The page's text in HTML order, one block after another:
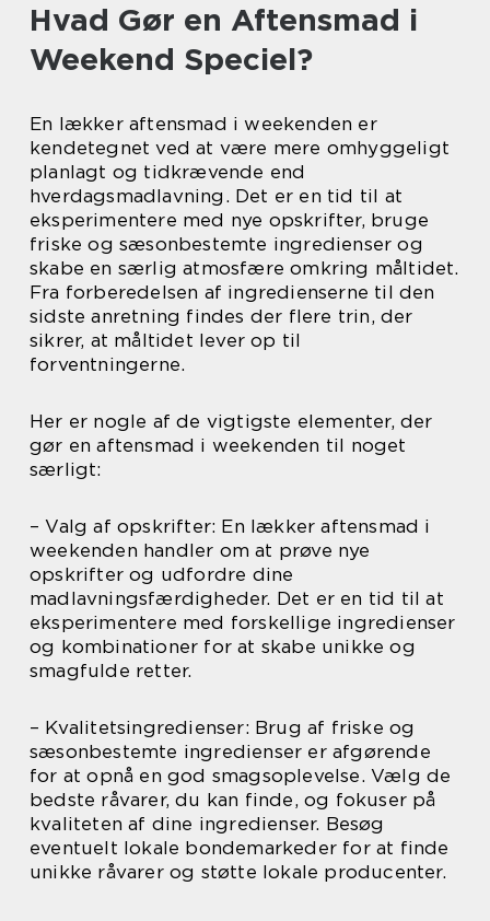
Hvad Gør en Aftensmad i
Weekend Speciel?
En lækker aftensmad i weekenden er
kendetegnet ved at være mere omhyggeligt
planlagt og tidkrævende end
hverdagsmadlavning. Det er en tid til at
eksperimentere med nye opskrifter, bruge
friske og sæsonbestemte ingredienser og
skabe en særlig atmosfære omkring måltidet.
Fra forberedelsen af ingredienserne til den
sidste anretning findes der flere trin, der
sikrer, at måltidet lever op til
forventningerne.
Her er nogle af de vigtigste elementer, der
gør en aftensmad i weekenden til noget
særligt:
– Valg af opskrifter: En lækker aftensmad i
weekenden handler om at prøve nye
opskrifter og udfordre dine
madlavningsfærdigheder. Det er en tid til at
eksperimentere med forskellige ingredienser
og kombinationer for at skabe unikke og
smagfulde retter.
– Kvalitetsingredienser: Brug af friske og
sæsonbestemte ingredienser er afgørende
for at opnå en god smagsoplevelse. Vælg de
bedste råvarer, du kan finde, og fokuser på
kvaliteten af dine ingredienser. Besøg
eventuelt lokale bondemarkeder for at finde
unikke råvarer og støtte lokale producenter.